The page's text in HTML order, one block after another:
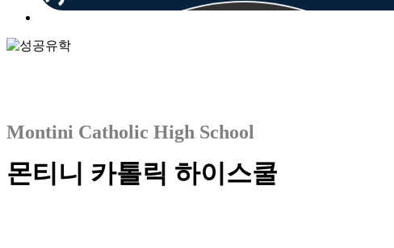
Montini Catholic High School
몬티니 카톨릭 하이스쿨